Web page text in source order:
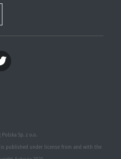
Sp. z o.o.
published under license from and with the